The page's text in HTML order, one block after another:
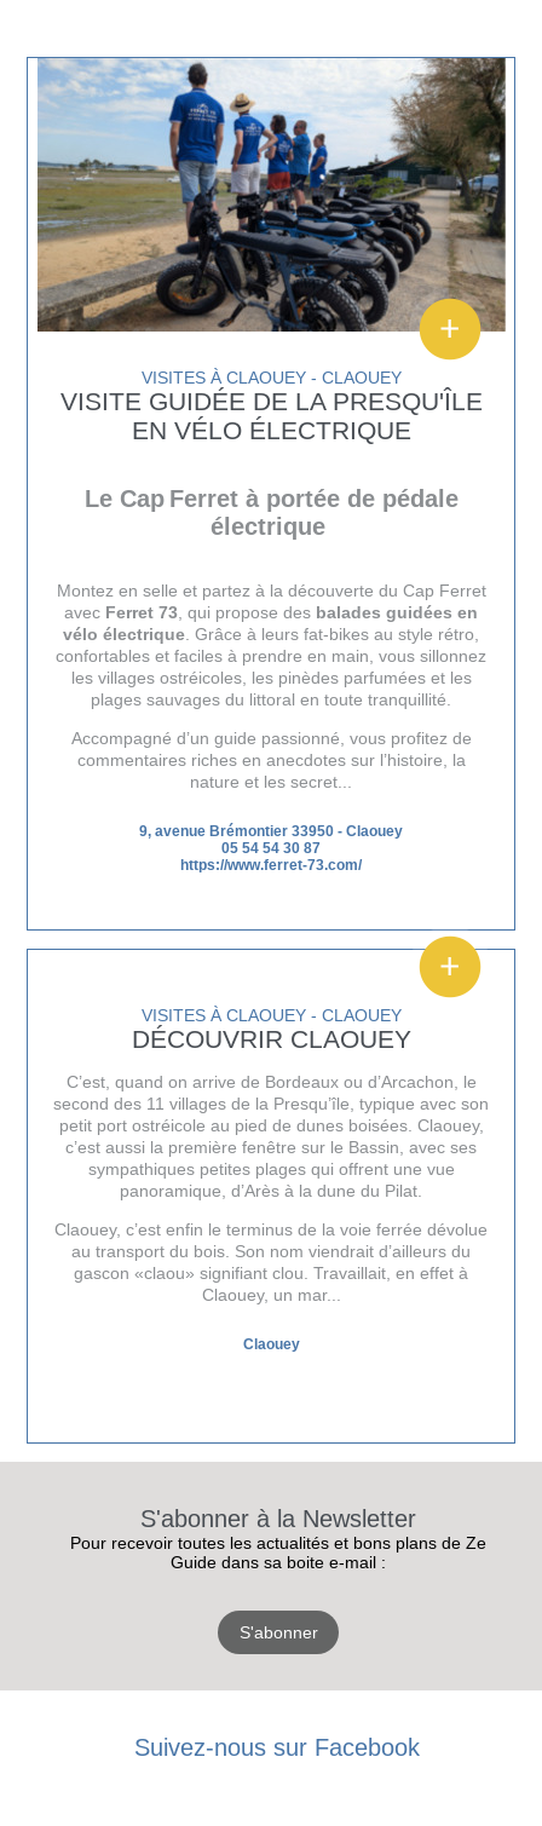
VISITES À CLAOUEY - CLAOUEY
VISITE GUIDÉE DE LA PRESQU'ÎLE
EN VÉLO ÉLECTRIQUE
Le Cap Ferret à portée de pédale
électrique
Montez en selle et partez à la découverte du Cap Ferret
avec Ferret 73, qui propose des balades guidées en
vélo électrique. Grâce à leurs fat-bikes au style rétro,
confortables et faciles à prendre en main, vous sillonnez
les villages ostréicoles, les pinèdes parfumées et les
plages sauvages du littoral en toute tranquillité.
Accompagné d’un guide passionné, vous profitez de
commentaires riches en anecdotes sur l’histoire, la
nature et les secret...
9, avenue Brémontier 33950 - Claouey
05 54 54 30 87
https://www.ferret-73.com/
VISITES À CLAOUEY - CLAOUEY
DÉCOUVRIR CLAOUEY
C’est, quand on arrive de Bordeaux ou d’Arcachon, le
second des 11 villages de la Presqu’île, typique avec son
petit port ostréicole au pied de dunes boisées. Claouey,
c’est aussi la première fenêtre sur le Bassin, avec ses
sympathiques petites plages qui offrent une vue
panoramique, d’Arès à la dune du Pilat.
Claouey, c’est enfin le terminus de la voie ferrée dévolue
au transport du bois. Son nom viendrait d’ailleurs du
gascon «claou» signifiant clou. Travaillait, en effet à
Claouey, un mar...
Claouey
S'abonner à la Newsletter
Pour recevoir toutes les actualités et bons plans de Ze
Guide dans sa boite e-mail :
S'abonner
Suivez-nous sur Facebook